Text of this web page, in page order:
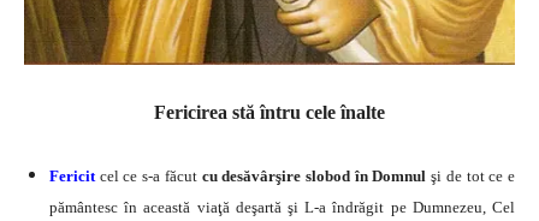
Fericirea stă întru cele înalte
Fericit cel ce s-a făcut cu desăvârşire slobod în Domnul şi de tot ce e
pământesc în această viaţă deşartă şi L-a îndrăgit pe Dumnezeu, Cel